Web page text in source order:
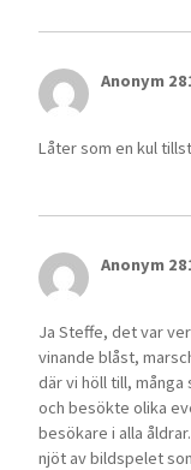
Anonym
Låter som en kul
Anonym
Ja Steffe, det var
vinande blåst,
där vi höll till,
och besökte olika
besökare i alla
njöt av bildspelet